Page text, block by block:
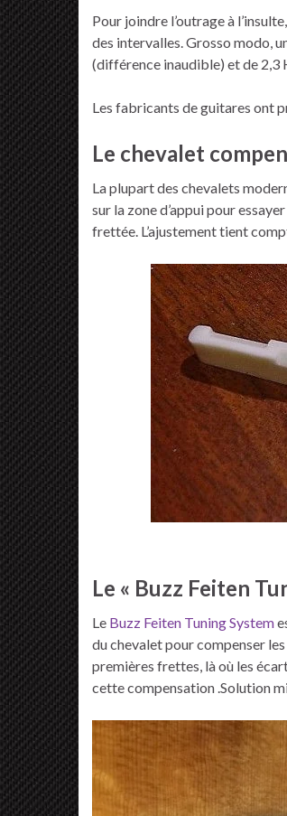
Pour joindre l’outrage à
des intervalles. Grosso modo,
(différence inaudible) et de 2,3
Les fabricants de guitares ont
Le chevalet
La plupart des chevalets
sur la zone d’appui pour
frettée. L’ajustement tient
Le « Buzz Feiten
Le Buzz Feiten Tuning System
du chevalet pour compenser les
premières frettes, là où les
cette compensation .Solution